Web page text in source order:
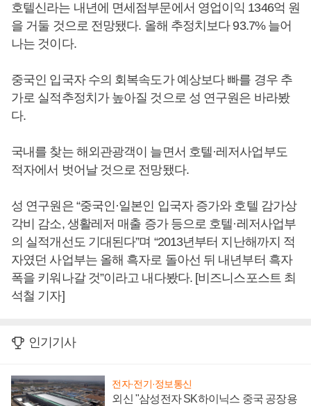
호텔신라는 내년에 면세점부문에서 영업이익 1346억 원
을 거둘 것으로 전망됐다. 올해 추정치보다 93.7% 늘어
나는 것이다.
중국인 입국자 수의 회복속도가 예상보다 빠를 경우 추
가로 실적추정치가 높아질 것으로 성 연구원은 바라봤
다.
국내를 찾는 해외관광객이 늘면서 호텔·레저사업부도
적자에서 벗어날 것으로 전망됐다.
성 연구원은 “중국인·일본인 입국자 증가와 호텔 감가상
각비 감소, 생활레저 매출 증가 등으로 호텔·레저사업부
의 실적개선도 기대된다”며 “2013년부터 지난해까지 적
자였던 사업부는 올해 흑자로 돌아선 뒤 내년부터 흑자
폭을 키워나갈 것”이라고 내다봤다. [비즈니스포스트 최
석철 기자]
인기기사
전자·전기·정보통신
외신 "삼성전자 SK하이닉스 중국 공장용